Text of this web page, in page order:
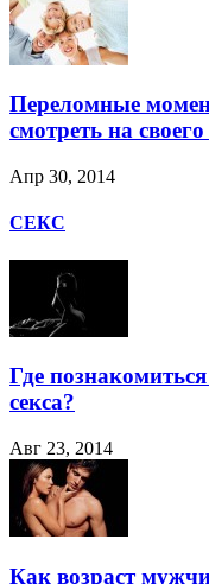
Переломные
смотреть на
Апр 30, 2014
СЕКС
Где
секса?
Авг 23, 2014
Как возраст